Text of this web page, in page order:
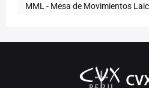
MML - Mesa de Movimientos